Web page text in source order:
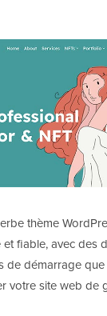
thème
fiable, avec des
de démarrage
votre site web de